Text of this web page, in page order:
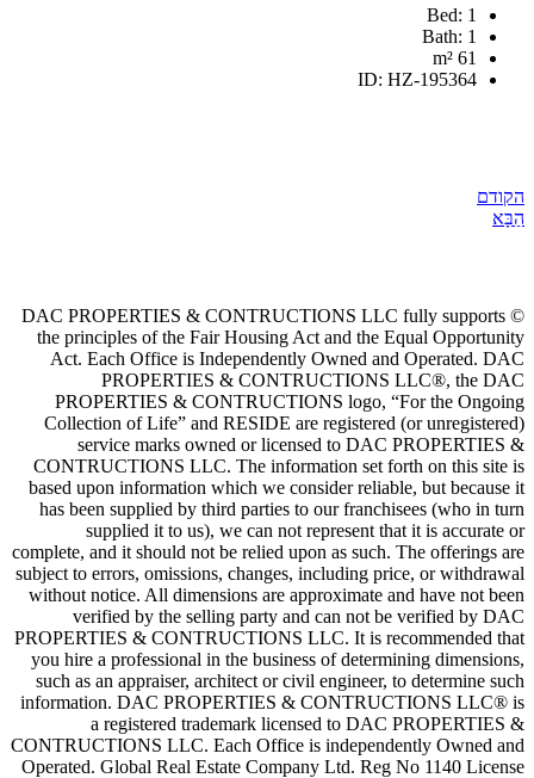
© DAC PROPERTIES &
the principles of the Fair Housing Act and
Act. Each Office is Independently
PROPERTIES &
PROPERTIES & CONTRUCTIONS
Collection of Life” and RESIDE are
service marks owned or licensed to
CONTRUCTIONS LLC. The information
based upon information which we consider
has been supplied by third parties to our
supplied it to us), we can not
complete, and it should not be relied upon as
subject to errors, omissions, changes,
without notice. All dimensions are
verified by the selling party and can
PROPERTIES & CONTRUCTIONS LLC. It
you hire a professional in the business of
such as an appraiser, architect or civil
information. DAC PROPERTIES &
a registered trademark licensed to
CONTRUCTIONS LLC. Each Office is
Operated. Global Real Estate Company